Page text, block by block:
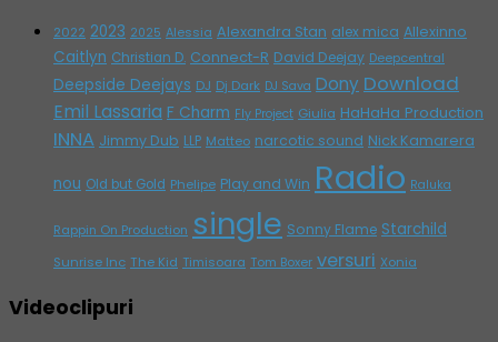
2022 2023 2025 Alessia Alexandra Stan alex mica Allexinno
Caitlyn Christian D. Connect-R David Deejay Deepcentral
Deepside Deejays DJ Dj Dark DJ Sava Dony Download
Emil Lassaria F Charm Fly Project Giulia HaHaHa Production
INNA Jimmy Dub LLP Matteo narcotic sound Nick Kamarera
nou Old but Gold Phelipe Play and Win Radio Raluka
Rappin On Production single Sonny Flame Starchild
Sunrise Inc The Kid Timisoara Tom Boxer versuri Xonia
Videoclipuri